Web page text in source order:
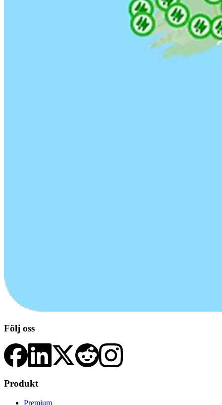
Följ oss
Produkt
Premium